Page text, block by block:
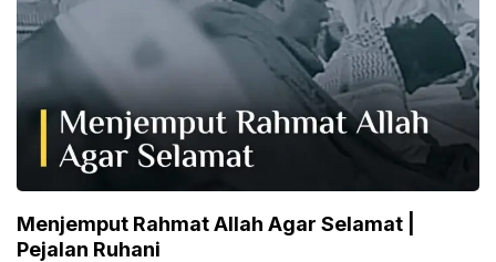
Menjemput Rahmat Allah Agar Selamat |
Pejalan Ruhani